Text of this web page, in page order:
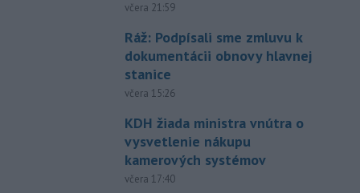
včera 21:59
Ráž: Podpísali sme zmluvu k
dokumentácii obnovy hlavnej
stanice
včera 15:26
KDH žiada ministra vnútra o
vysvetlenie nákupu
kamerových systémov
včera 17:40